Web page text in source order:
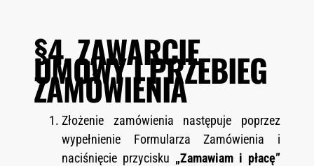
§4. ZAWARCIE
UMOWY I PRZEBIEG
ZAMÓWIENIA
Złożenie zamówienia następuje poprzez
wypełnienie Formularza Zamówienia i
naciśnięcie przycisku „Zamawiam i płacę”